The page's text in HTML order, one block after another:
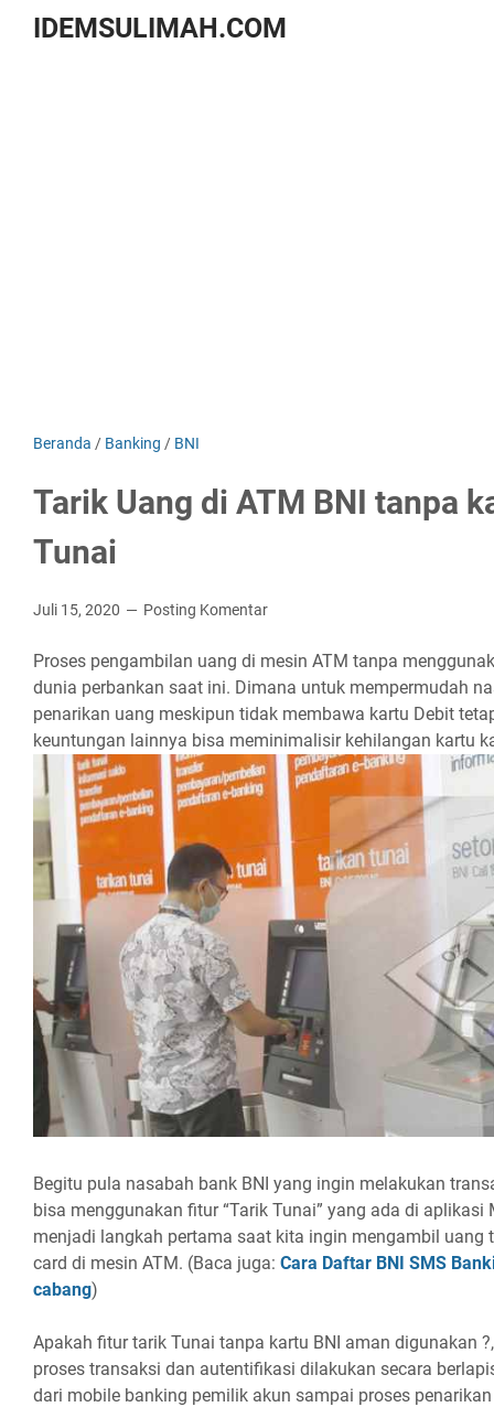
IDEMSULIMAH.COM
Beranda / Banking / BNI
Tarik Uang di ATM BNI tanpa
Tunai
Juli 15, 2020 Posting Komentar
Proses pengambilan uang di mesin ATM tanpa
dunia perbankan saat ini. Dimana untuk mempermudah
penarikan uang meskipun tidak membawa kartu Debit
keuntungan lainnya bisa meminimalisir kehilangan kartu
Begitu pula nasabah bank BNI yang ingin melakukan
bisa menggunakan fitur “Tarik Tunai” yang ada di
menjadi langkah pertama saat kita ingin mengambil uang
card di mesin ATM. (Baca juga: Cara Daftar BNI SMS
cabang)
Apakah fitur tarik Tunai tanpa kartu BNI aman digunakan
proses transaksi dan autentifikasi dilakukan secara
dari mobile banking pemilik akun sampai proses